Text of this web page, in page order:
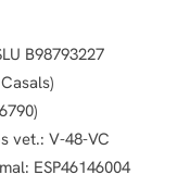
B98793227
vet.: V-48-VC
ESP46146004